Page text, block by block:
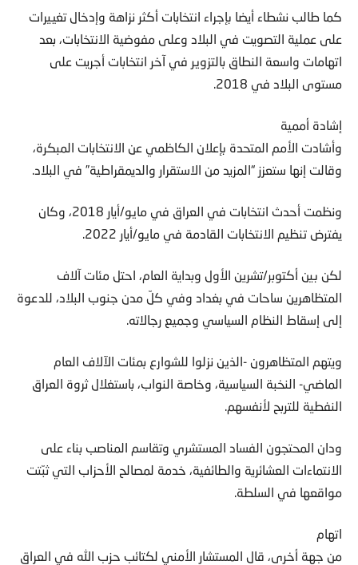
كما طالب نشطاء أيضا بإجراء انتخابات أكثر نزاهة وإدخال تغييرات
على عملية التصويت في البلاد وعلى مفوضية الانتخابات، بعد
اتهامات واسعة النطاق بالتزوير في آخر انتخابات أجريت على
مستوى البلاد في 2018.
إشادة أممية
وأشادت الأمم المتحدة بإعلان الكاظمي عن الانتخابات المبكرة،
وقالت إنها ستعزز “المزيد من الاستقرار والديمقراطية” في البلاد.
ونظمت أحدث انتخابات في العراق في مايو/أيار 2018، وكان
يفترض تنظيم الانتخابات القادمة في مايو/أيار 2022.
لكن بين أكتوبر/تشرين الأول وبداية العام، احتل مئات آلاف
المتظاهرين ساحات في بغداد وفي كلّ مدن جنوب البلاد، للدعوة
إلى إسقاط النظام السياسي وجميع رجالاته.
ويتهم المتظاهرون -الذين نزلوا للشوارع بمئات الآلاف العام
الماضي- النخبة السياسية، وخاصة النواب، باستغلال ثروة العراق
النفطية للتربح لأنفسهم.
ودان المحتجون الفساد المستشري وتقاسم المناصب بناء على
الانتماءات العشائرية والطائفية، خدمة لمصالح الأحزاب التي ثبّتت
مواقعها في السلطة.
اتهام
من جهة أخرى، قال المستشار الأمني لكتائب حزب الله في العراق